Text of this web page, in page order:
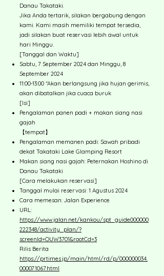
Danau Takataki.
Jika Anda tertarik, silakan bergabung dengan
kami. Kami masih memiliki tempat tersedia,
jadi silakan buat reservasi lebih awal untuk
hari Minggu.
[Tanggal dan Waktu]
Sabtu, 7 September 2024 dan Minggu, 8
September 2024
11:00-13:00 *Akan berlangsung jika hujan gerimis,
akan dibatalkan jika cuaca buruk
[Isi]
Pengalaman panen padi + makan siang nasi
gajah
【tempat】
Pengalaman memanen padi: Sawah pribadi
dekat Takataki Lake Glamping Resort
Makan siang nasi gajah: Peternakan Hoshino di
Danau Takataki
[Cara melakukan reservasi]
Tanggal mulai reservasi: 1 Agustus 2024
Cara memesan: Jalan Experience
URL:
https://www.jalan.net/kankou/spt_guide000000
222348/activity_plan/?
screenId=OUW3701&rootCd=3
Rilis Berita
https://prtimes.jp/main/html/rd/p/000000034.
000071067.html